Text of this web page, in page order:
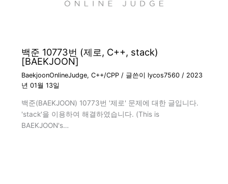
백준 10773번 (제로, C++, stack)
[BAEKJOON]
BaekjoonOnlineJudge, C++/CPP/ 글쓴이 lycos7560 / 2023
년 01월 13일
백준(BAEKJOON) 10773번 '제로' 문제에 대한 글입니다.
'stack'을 이용하여 해결하였습니다. (This is
BAEKJOON's…